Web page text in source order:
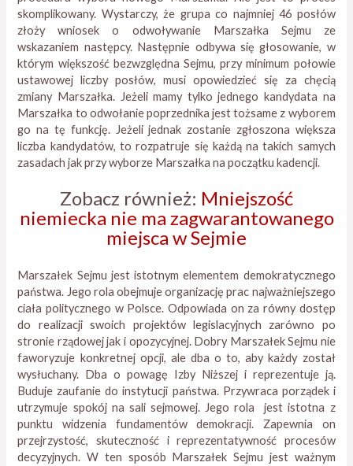
skomplikowany. Wystarczy, że grupa co najmniej 46 posłów
złoży wniosek o odwoływanie Marszałka Sejmu ze
wskazaniem następcy. Następnie odbywa się głosowanie, w
którym większość bezwzględna Sejmu, przy minimum połowie
ustawowej liczby posłów, musi opowiedzieć się za chęcią
zmiany Marszałka. Jeżeli mamy tylko jednego kandydata na
Marszałka to odwołanie poprzednika jest tożsame z wyborem
go na tę funkcję. Jeżeli jednak zostanie zgłoszona większa
liczba kandydatów, to rozpatruje się każdą na takich samych
zasadach jak przy wyborze Marszałka na początku kadencji.
Zobacz również: Mniejszość
niemiecka nie ma zagwarantowanego
miejsca w Sejmie
Marszałek Sejmu jest istotnym elementem demokratycznego
państwa. Jego rola obejmuje organizację prac najważniejszego
ciała politycznego w Polsce. Odpowiada on za równy dostęp
do realizacji swoich projektów legislacyjnych zarówno po
stronie rządowej jak i opozycyjnej. Dobry Marszałek Sejmu nie
faworyzuje konkretnej opcji, ale dba o to, aby każdy został
wysłuchany. Dba o powagę Izby Niższej i reprezentuje ją.
Buduje zaufanie do instytucji państwa. Przywraca porządek i
utrzymuje spokój na sali sejmowej. Jego rola jest istotna z
punktu widzenia fundamentów demokracji. Zapewnia on
przejrzystość, skuteczność i reprezentatywność procesów
decyzyjnych. W ten sposób Marszałek Sejmu jest ważnym